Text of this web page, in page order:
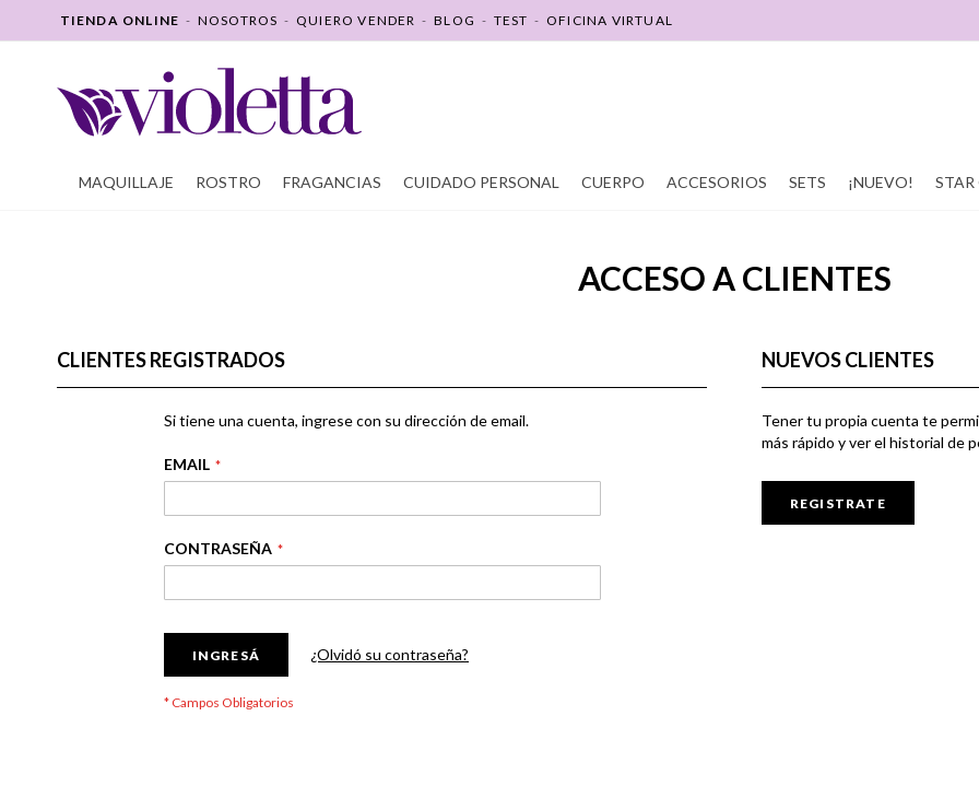
SALTAR
A
TIENDA ONLINE - NOSOTROS - QUIERO VENDER - BLOG - TEST - OFICINA VIRTUAL
MAQUILLAJE ROSTRO FRAGANCIAS CUIDADO PERSONAL CUERPO ACCESORIOS SETS ¡NUEVO! STAR
ACCESO A CLIENTES
CLIENTES REGISTRADOS
Si tiene una cuenta, ingrese con su dirección de email.
EMAIL
CONTRASEÑA
INGRESÁ ¿Olvidó su contraseña?
NUEVOS CLIENTES
Tener tu propia cuenta te
más rápido y ver el historial de
REGISTRATE